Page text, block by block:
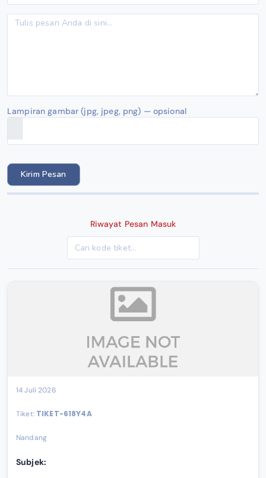
Lampiran gambar (jpg, jpeg, png) — opsional
Kirim Pesan
Riwayat Pesan Masuk
14 Juli 2026
Tiket: TIKET-618Y4A
Nandang
Subjek: